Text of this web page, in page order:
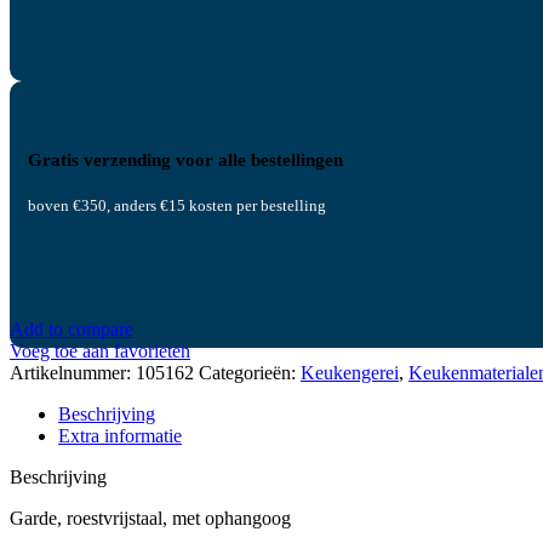
Gratis verzending voor alle bestellingen
boven €350, anders €15 kosten per bestelling
Add to compare
Voeg toe aan favorieten
Artikelnummer: 105162 Categorieën: Keukengerei,
Beschrijving
Extra informatie
Beschrijving
Garde, roestvrijstaal, met ophangoog